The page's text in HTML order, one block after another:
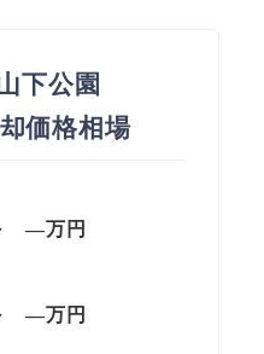
下公園
価格相場
—万円
—万円